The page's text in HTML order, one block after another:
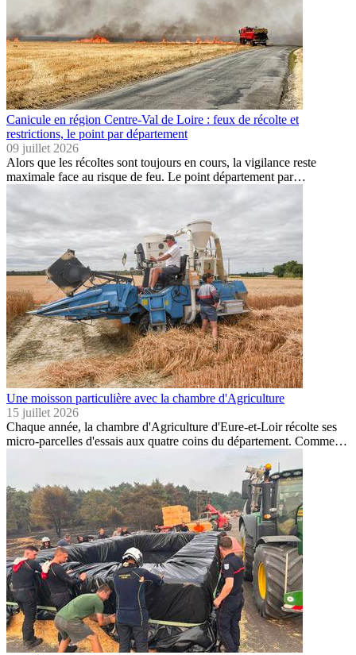
Canicule en région Centre-Val de Loire : feux de récolte et
restrictions, le point par département
09 juillet 2026
Alors que les récoltes sont toujours en cours, la vigilance reste
maximale face au risque de feu. Le point département par…
Une moisson particulière avec la chambre d'Agriculture
15 juillet 2026
Chaque année, la chambre d'Agriculture d'Eure-et-Loir récolte ses
micro-parcelles d'essais aux quatre coins du département. Comme…